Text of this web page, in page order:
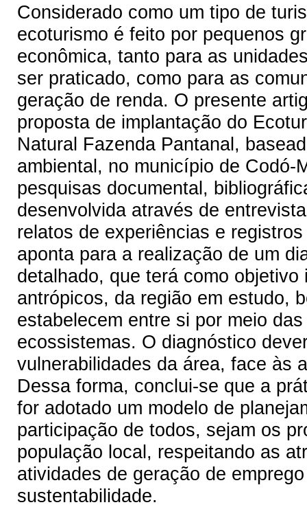
Considerado como um tipo de
ecoturismo é feito por pequenos
econômica, tanto para as
ser praticado, como para as
geração de renda. O presente
proposta de implantação do
Natural Fazenda Pantanal,
ambiental, no município de Codó-
pesquisas documental,
desenvolvida através de
relatos de experiências e
aponta para a realização de um
detalhado, que terá como
antrópicos, da região em estudo,
estabelecem entre si por meio
ecossistemas. O diagnóstico
vulnerabilidades da área, face às
Dessa forma, conclui-se que a
for adotado um modelo de
participação de todos, sejam os
população local, respeitando as
atividades de geração de
sustentabilidade.